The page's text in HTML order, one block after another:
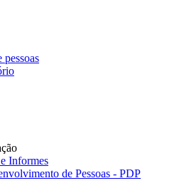
Informes
de Pessoas - PDP